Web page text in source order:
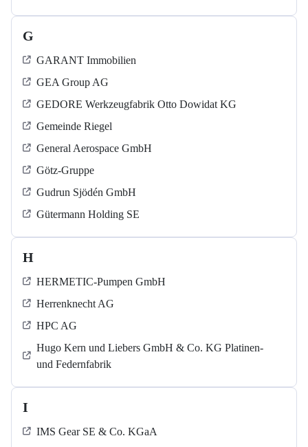
G
GARANT Immobilien
GEA Group AG
GEDORE Werkzeugfabrik Otto Dowidat KG
Gemeinde Riegel
General Aerospace GmbH
Götz-Gruppe
Gudrun Sjödén GmbH
Gütermann Holding SE
H
HERMETIC-Pumpen GmbH
Herrenknecht AG
HPC AG
Hugo Kern und Liebers GmbH & Co. KG Platinen-
und Federnfabrik
I
IMS Gear SE & Co. KGaA